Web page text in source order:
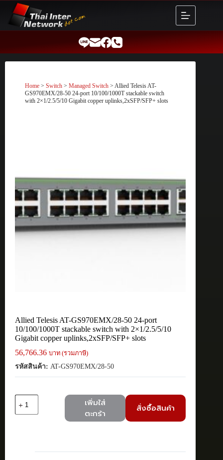
content
Home > Switch > Managed Switch > Allied Telesis AT-
GS970EMX/28-50 24-port 10/100/1000T stackable switch
with 2×1/2.5/5/10 Gigabit copper uplinks,2xSFP/SFP+ slots
Allied Telesis AT-GS970EMX/28-50 24-port
10/100/1000T stackable switch with 2×1/2.5/5/10
Gigabit copper uplinks,2xSFP/SFP+ slots
56,766.36 บาท (รวมภาษี)
รหัสสินค้า: AT-GS970EMX/28-50
Allied
เพิ่มใส่
ตะกร้า
สั่งซื้อสินค้า